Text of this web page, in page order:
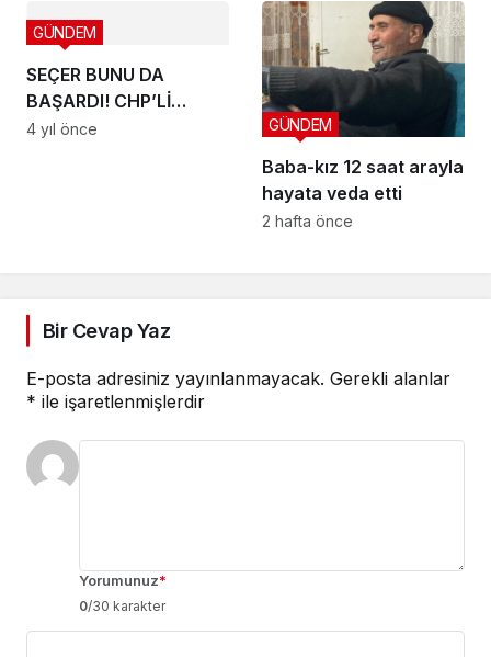
SEÇER BUNU DA
BAŞARDI! CHP’Lİ
BÜYÜKŞEHİR
GÜNDEM
4 yıl önce
Baba-kız 12 saat arayla
hayata veda etti
GÜNDEM
2 hafta önce
Bir Cevap Yaz
E-posta adresiniz yayınlanmayacak. Gerekli alanlar
* ile işaretlenmişlerdir
Yorumunuz*
0/30 karakter